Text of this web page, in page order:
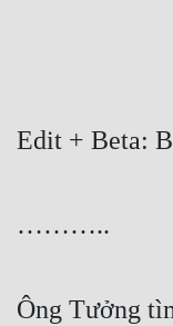
Truyện ngắn
Cạnh Kỹ
Edit + Beta:
………..
Ông Tưởng